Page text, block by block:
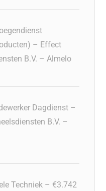
– Effect
B.V. – Almelo
Dagdienst –
B.V. –
Techniek – €3.742